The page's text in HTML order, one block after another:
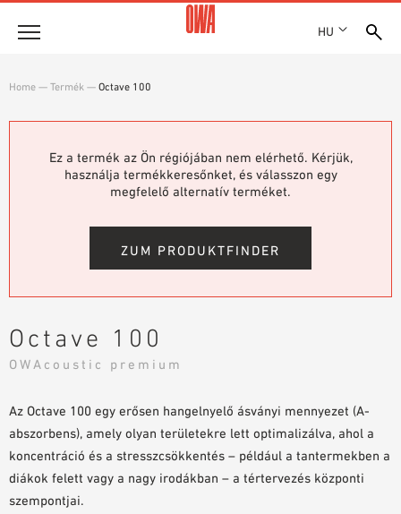
HU
SHOWROOM 7TH FLOOR
Termékek
TERMÉKÁTTEKINTÉS
CÉLIRÁNYOS KERESÉS
Megoldások
ALKALMAZÁSI TERÜLETEK
KÖTTSÉGVETÉS KIÍRÁSI SZÖVEGEK
LETÖLTÉSEK
TERVEZÉSI SEGÉDLETEK
VIDEÓK
MINTA MEGRENDELÉS
Home — Termék — Octave 100
Ez a termék az Ön régiójában nem elérhető. Kérjük,
használja termékkeresőnket, és válasszon egy
megfelelő alternatív terméket.
ZUM PRODUKTFINDER
Octave 100
OWAcoustic premium
Az Octave 100 egy erősen hangelnyelő ásványi mennyezet (A-
abszorbens), amely olyan területekre lett optimalizálva, ahol a
koncentráció és a stresszcsökkentés – például a tantermekben a
diákok felett vagy a nagy irodákban – a tértervezés központi
szempontjai.